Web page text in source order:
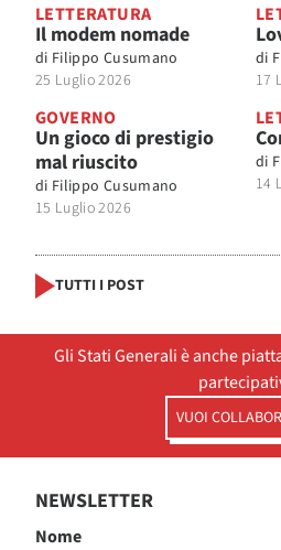
LETTERATURA
Il modem nomade
di Filippo Cusumano
25 Luglio 2026
di
17
GOVERNO
Un gioco di prestigio
mal riuscito
di Filippo Cusumano
15 Luglio 2026
di
14
TUTTI I POST
Gli Stati Generali è anche
VUOI
NEWSLETTER
Nome